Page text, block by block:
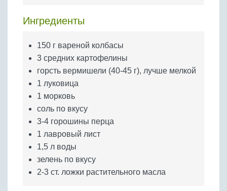
Яйца
Ингредиенты
150 г вареной колбасы
3 средних картофелины
горсть вермишели (40-45 г), лучше мелкой
1 луковица
1 морковь
соль по вкусу
3-4 горошины перца
1 лавровый лист
1,5 л воды
зелень по вкусу
2-3 ст. ложки растительного масла